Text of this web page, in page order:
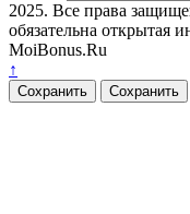
2025. Все права
обязательна открытая
MoiBonus.Ru
↑